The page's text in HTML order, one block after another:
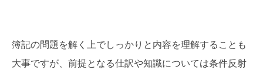
簿記の問題を解く上でしっかりと内容を理解することも
大事ですが、前提となる仕訳や知識については条件反射